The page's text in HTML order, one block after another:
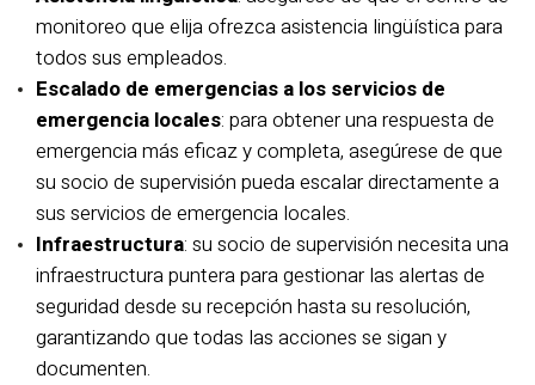
monitoreo que elija ofrezca asistencia lingüística para
todos sus empleados.
Escalado de emergencias a los servicios de
emergencia locales: para obtener una respuesta de
emergencia más eficaz y completa, asegúrese de que
su socio de supervisión pueda escalar directamente a
sus servicios de emergencia locales.
Infraestructura: su socio de supervisión necesita una
infraestructura puntera para gestionar las alertas de
seguridad desde su recepción hasta su resolución,
garantizando que todas las acciones se sigan y
documenten.